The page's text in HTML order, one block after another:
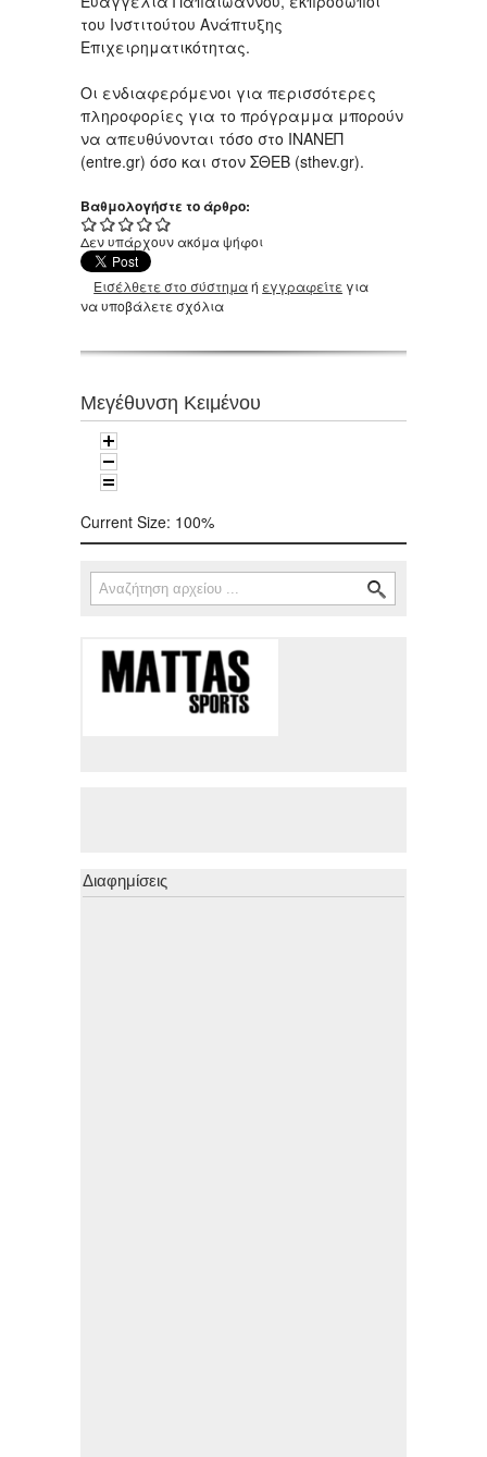
του Ινστιτούτου Ανάπτυξης
Επιχειρηματικότητας.
Οι ενδιαφερόμενοι για περισσότερες
πληροφορίες για το πρόγραμμα μπορούν
να απευθύνονται τόσο στο ΙΝΑΝΕΠ
(entre.gr) όσο και στον ΣΘΕΒ (sthev.gr).
Βαθμολογήστε το άρθρο:
Δεν υπάρχουν ακόμα ψήφοι
Εισέλθετε στο σύστημαή εγγραφείτε για
να υποβάλετε σχόλια
Μεγέθυνση Κειμένου
Current Size: 100%
Φόρμα αναζήτησης
Αναζήτηση
Διαφημίσεις